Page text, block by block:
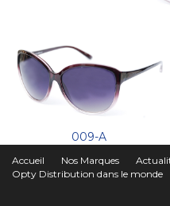
009-A
Accueil Nos Marques
Opty Distribution dans le monde